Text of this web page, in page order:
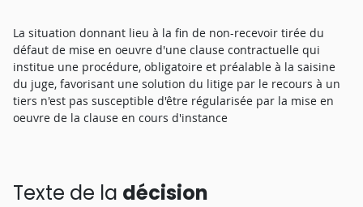
La situation donnant lieu à la fin de non-recevoir tirée du
défaut de mise en oeuvre d'une clause contractuelle qui
institue une procédure, obligatoire et préalable à la saisine
du juge, favorisant une solution du litige par le recours à un
tiers n'est pas susceptible d'être régularisée par la mise en
oeuvre de la clause en cours d'instance
Texte de la décision